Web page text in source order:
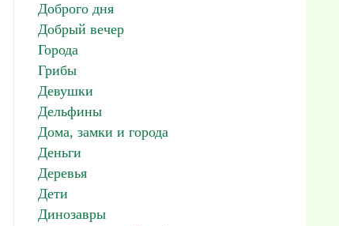
Доброго дня
Добрый вечер
Города
Грибы
Девушки
Дельфины
Дома, замки и города
Деньги
Деревья
Дети
Динозавры